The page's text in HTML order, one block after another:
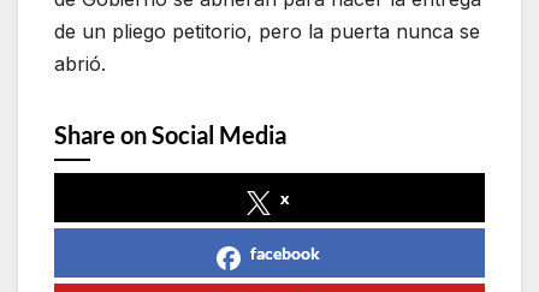
de un pliego petitorio, pero la puerta nunca se
abrió.
Share on Social Media
x
facebook